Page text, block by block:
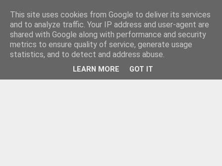
This site uses cookies from Google to deliver its services
and to analyze traffic. Your IP address and user-agent are
shared with Google along with performance and security
metrics to ensure quality of service, generate usage
statistics, and to detect and address abuse.
LEARN MORE GOT IT